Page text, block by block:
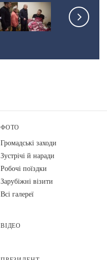
ФОТО
Громадські заходи
Зустрічі й наради
Робочі поїздки
Зарубіжні візити
Всі галереї
ВІДЕО